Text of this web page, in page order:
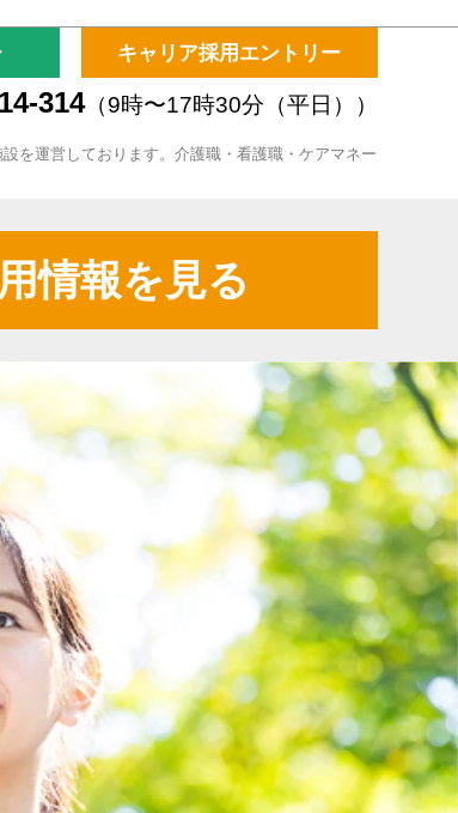
キャリア採用エントリー
314（9時〜17時30分（平日））
を運営しております。介護職・看護職・ケアマネー
情報を見る